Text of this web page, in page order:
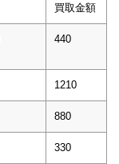
買取金額
440
1210
880
330